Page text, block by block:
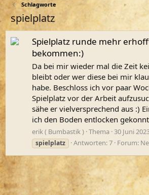
Schlagworte
spielplatz
Spielplatz runde mehr
bekommen:)
Da bei mir wieder mal die Zeit
bleibt oder wer diese bei mir
habe. Beschloss ich vor paar
Spielplatz vor der Arbeit
sähe er vielversprechend aus :)
ich den Boden entlocken
erik ( Bumbastik ) Thema 30 Juni
spielplatz
Antworten: 7 Forum: